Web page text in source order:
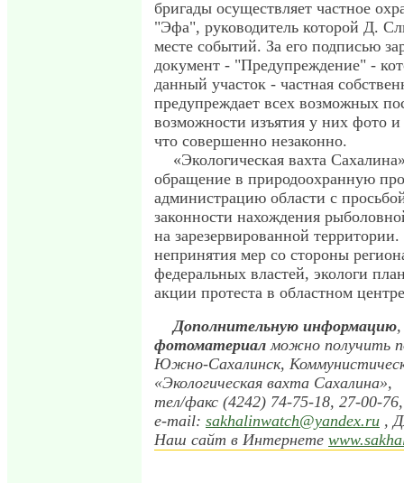
бригады осуществляет частное
"Эфа", руководитель которой Д.
месте событий. За его подписью
документ - "Предупреждение" -
данный участок - частная
предупреждает всех возможных
возможности изъятия у них фото
что совершенно незаконно.
«Экологическая вахта
обращение в природоохранную
администрацию области с
законности нахождения
на зарезервированной
непринятия мер со стороны
федеральных властей, экологи
акции протеста в областном
Дополнительную информацию
фотоматериал можно получить
Южно-Сахалинск,
«Экологическая вахта Сахалина»,
тел/факс (4242) 74-75-18, 27-00-76,
e-mail: sakhalinwatch@yandex.ru ,
Наш сайт в Интернете